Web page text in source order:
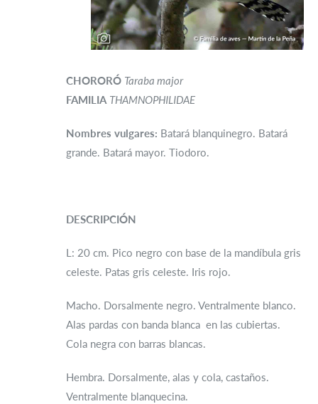
CHORORÓ Taraba major
FAMILIA THAMNOPHILIDAE
Nombres vulgares: Batará blanquinegro. Batará
grande. Batará mayor. Tiodoro.
DESCRIPCIÓN
L: 20 cm. Pico negro con base de la mandíbula gris
celeste. Patas gris celeste. Iris rojo.
Macho. Dorsalmente negro. Ventralmente blanco.
Alas pardas con banda blanca en las cubiertas.
Cola negra con barras blancas.
Hembra. Dorsalmente, alas y cola, castaños.
Ventralmente blanquecina.